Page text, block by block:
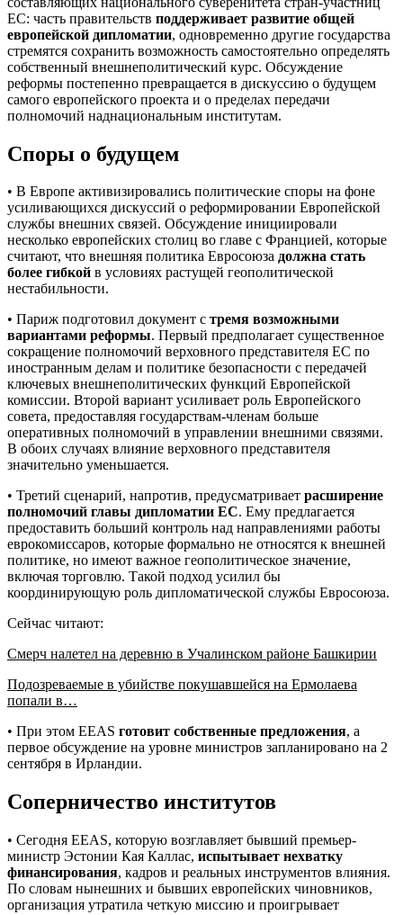
ЕС: часть правительств поддерживает развитие общей
европейской дипломатии, одновременно другие государства
стремятся сохранить возможность самостоятельно определять
собственный внешнеполитический курс. Обсуждение
реформы постепенно превращается в дискуссию о будущем
самого европейского проекта и о пределах передачи
полномочий наднациональным институтам.
Споры о будущем
• В Европе активизировались политические споры на фоне
усиливающихся дискуссий о реформировании Европейской
службы внешних связей. Обсуждение инициировали
несколько европейских столиц во главе с Францией, которые
считают, что внешняя политика Евросоюза должна стать
более гибкой в условиях растущей геополитической
нестабильности.
• Париж подготовил документ с тремя возможными
вариантами реформы. Первый предполагает существенное
сокращение полномочий верховного представителя ЕС по
иностранным делам и политике безопасности с передачей
ключевых внешнеполитических функций Европейской
комиссии. Второй вариант усиливает роль Европейского
совета, предоставляя государствам-членам больше
оперативных полномочий в управлении внешними связями.
В обоих случаях влияние верховного представителя
значительно уменьшается.
• Третий сценарий, напротив, предусматривает расширение
полномочий главы дипломатии ЕС. Ему предлагается
предоставить больший контроль над направлениями работы
еврокомиссаров, которые формально не относятся к внешней
политике, но имеют важное геополитическое значение,
включая торговлю. Такой подход усилил бы
координирующую роль дипломатической службы Евросоюза.
Сейчас читают:
Смерч налетел на деревню в Учалинском районе Башкирии
Подозреваемые в убийстве покушавшейся на Ермолаева
попали в…
• При этом EEAS готовит собственные предложения, а
первое обсуждение на уровне министров запланировано на 2
сентября в Ирландии.
Соперничество институтов
• Сегодня EEAS, которую возглавляет бывший премьер-
министр Эстонии Кая Каллас, испытывает нехватку
финансирования, кадров и реальных инструментов влияния.
По словам нынешних и бывших европейских чиновников,
организация утратила четкую миссию и проигрывает